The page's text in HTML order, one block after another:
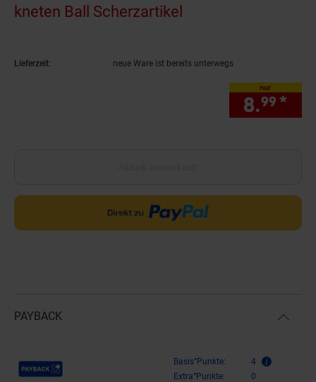
kneten Ball Scherzartikel
Lieferzeit: neue Ware ist bereits unterwegs
nur
8.99 *
PAYBACK
Payback Punkte Basis°Punkte:
4
Extra°Punkte:
0